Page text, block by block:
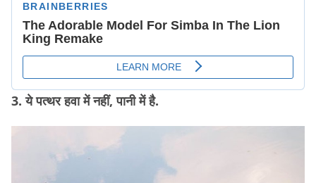
3. ये पत्थर हवा में नहीं, पानी में है.